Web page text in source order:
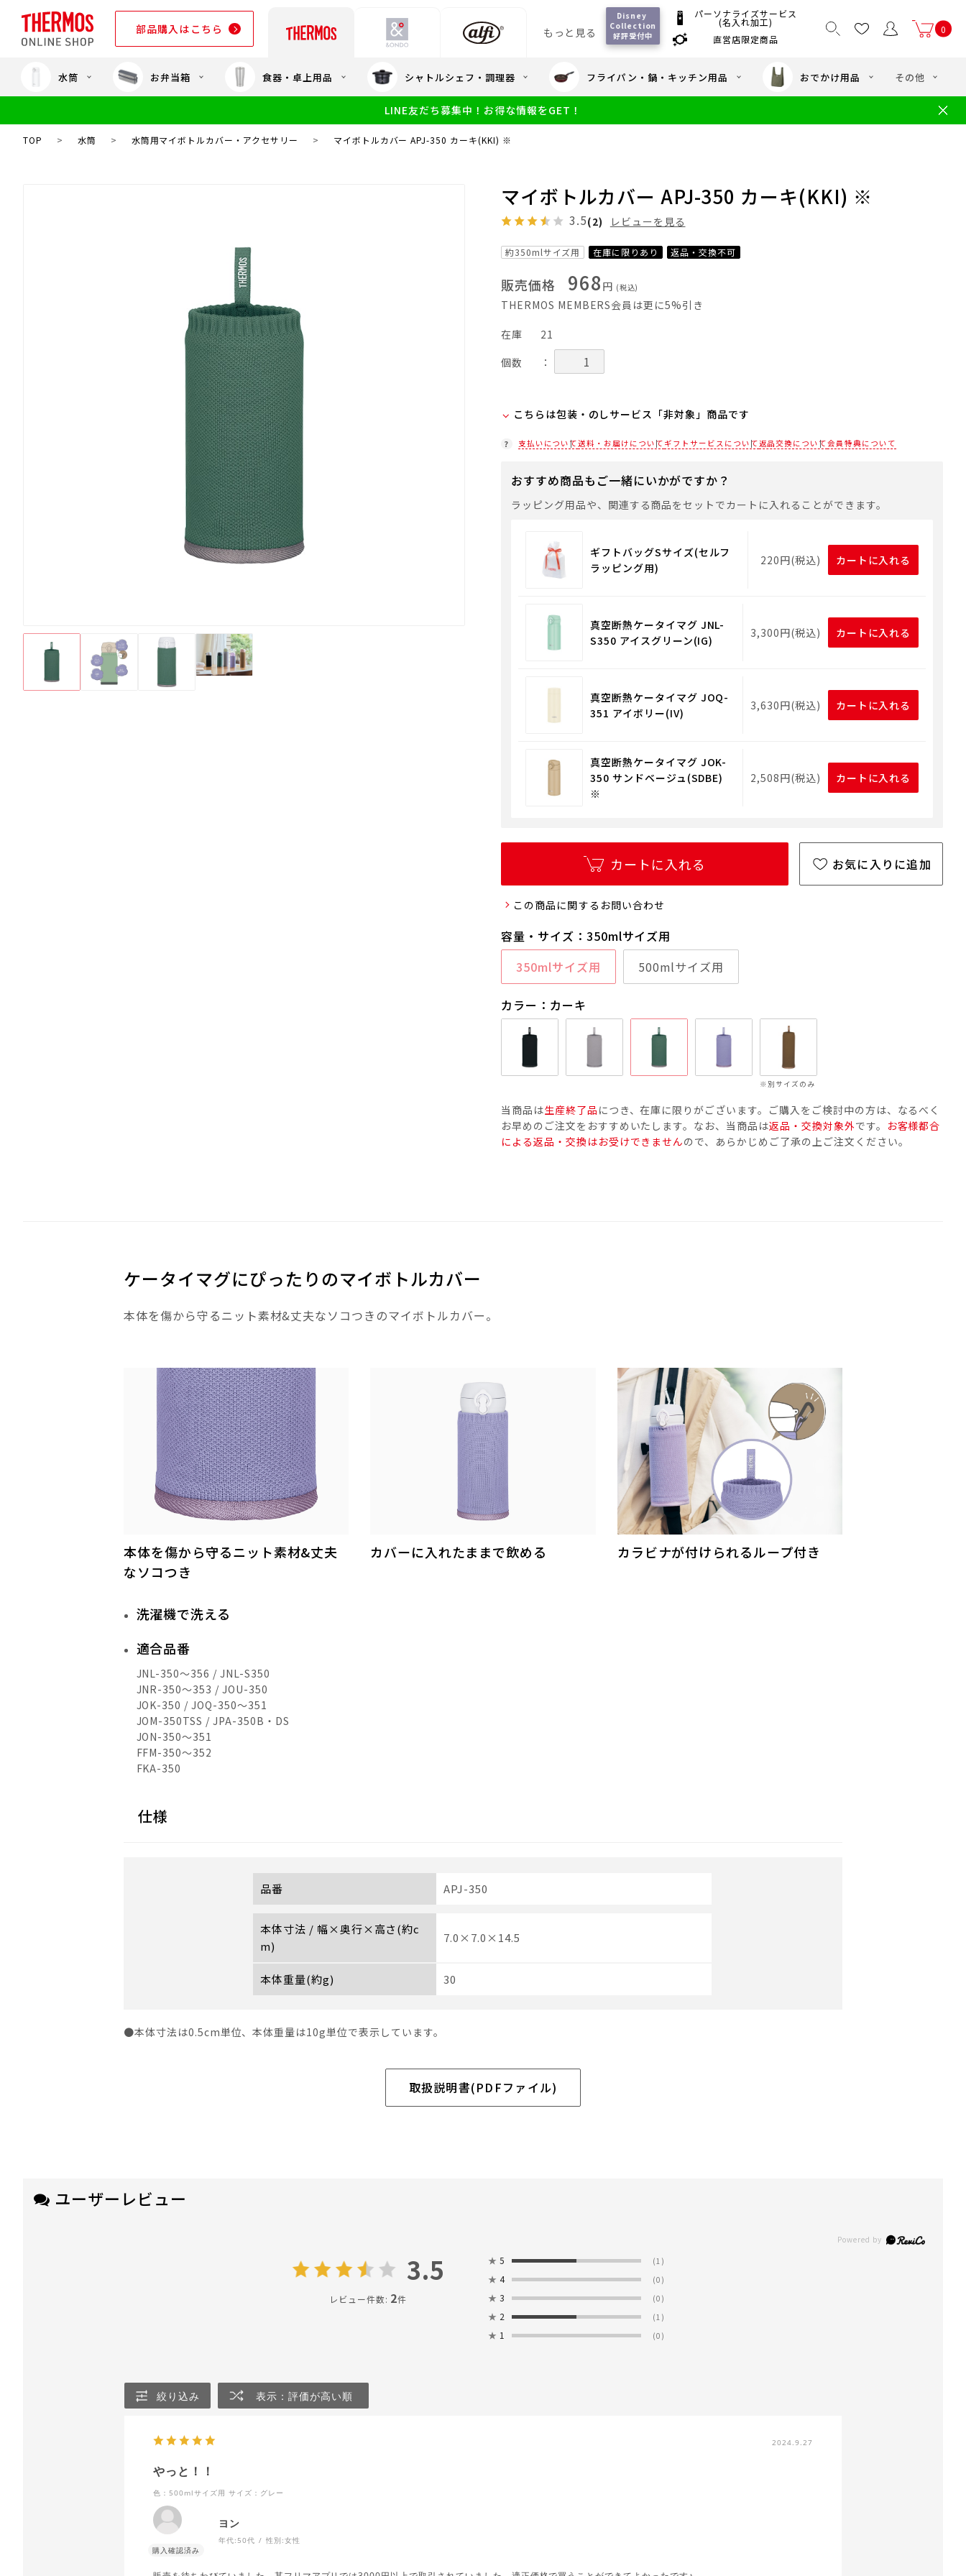
部品購入はこちら もっと見る
以上送料無料
サーモスのeギフト
ギフトのご案内
Disney
Collection
好評受付中
パーソナライズサービス
(名入れ加工)
直営店限定商品
部品購入はこちら
食洗機対応 幼児・園児向け水筒
小学生 中・高学年向け水筒
0
水筒 お弁当箱 食器・卓上用品 シャトルシェフ・調理器 フライパン・鍋・キッチン用品 おでかけ用品 その他
LINE友だち募集中！お得な情報をGET！
TOP > 水筒 > 水筒用マイボトルカバー・アクセサリー > マイボトルカバー APJ-350 カーキ(KKI) ※
マイボトルカバー APJ-350 カーキ(KKI) ※
3.5(2) レビューを見る
約350mlサイズ用 在庫に限りあり 返品・交換不可
販売価格 968 円 (税込)
THERMOS MEMBERS会員は更に5%引き
在庫
21
個数
：
こちらは包装・のしサービス「非対象」商品です
当商品は弊社でのお包みには対応しておりません。
セルフラッピング用のギフトバッグや手提げ袋が必要な場合は、以下より合わせてご購
入ください。
通常商品用ギフト用品
支払いについて送料・お届けについて ギフトサービスについて返品交換について会員特典について
おすすめ商品もご一緒にいかがですか？
ラッピング用品や、関連する商品をセットでカートに入れることができます。
ギフトバッグSサイズ(セルフ
ラッピング用)
220円(税込) カートに入れる
真空断熱ケータイマグ JNL-
S350 アイスグリーン(IG)
3,300円(税込) カートに入れる
真空断熱ケータイマグ JOQ-
351 アイボリー(IV)
3,630円(税込) カートに入れる
真空断熱ケータイマグ JOK-
350 サンドベージュ(SDBE)
※
2,508円(税込) カートに入れる
カートに入れる お気に入りに追加
この商品に関するお問い合わせ
容量・サイズ：350mlサイズ用
350mlサイズ用
500mlサイズ用
カラー：カーキ
※別サイズのみ
当商品は生産終了品 につき、在庫に限りがございます。ご購入をご検討中の方は、なるべく
お早めのご注文をおすすめいたします。なお、当商品は返品・交換対象外です。 お客様都合
による返品・交換はお受けできませんので、あらかじめご了承の上ご注文ください。
ケータイマグにぴったりのマイボトルカバー
本体を傷から守るニット素材&丈夫なソコつきのマイボトルカバー。
本体を傷から守るニット素材&丈夫
なソコつき
カバーに入れたままで飲める カラビナが付けられるループ付き
洗濯機で洗える
適合品番
JNL-350～356 / JNL-S350
JNR-350～353 / JOU-350
JOK-350 / JOQ-350～351
JOM-350TSS / JPA-350B・DS
JON-350～351
FFM-350～352
FKA-350
仕様
品番 APJ-350
本体寸法 / 幅×奥行×高さ(約c
m)
7.0×7.0×14.5
本体重量(約g) 30
●本体寸法は0.5cm単位、本体重量は10g単位で表示しています。
取扱説明書(PDFファイル)
ユーザーレビュー
3.5
レビュー件数: 2件
★ 5 (1)
★ 4 (0)
★ 3 (0)
★ 2 (1)
★ 1 (0)
絞り込み 表示：評価が高い順
2024.9.27
やっと！！
色：500mlサイズ用 サイズ：グレー
ヨン
年代: 50代 性別:女性